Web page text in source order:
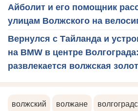
Айболит и его помощник
улицам Волжского на
Вернулся с Тайланда и
на BMW в центре
развлекается волжская
волжский волжане